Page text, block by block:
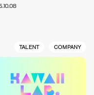
TALENT COMPANY